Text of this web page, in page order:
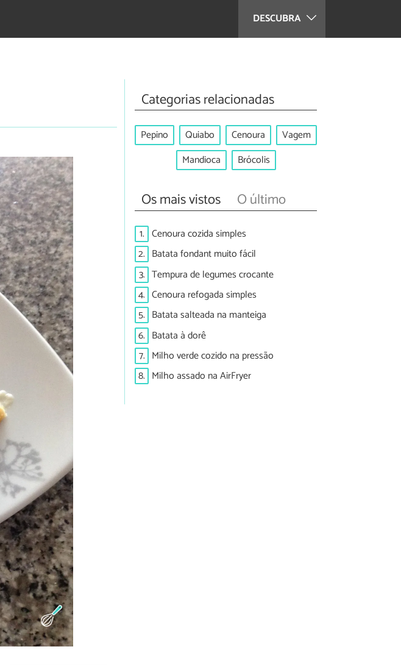
DESCUBRA
Categorias relacionadas
Pepino Quiabo Cenoura
Vagem
Mandioca
Brócolis
Os mais vistos O último
1. Cenoura cozida simples
2. Batata fondant muito fácil
3. Tempura de legumes crocante
4. Cenoura refogada simples
5. Batata salteada na manteiga
6. Batata à dorê
7. Milho verde cozido na pressão
8. Milho assado na AirFryer